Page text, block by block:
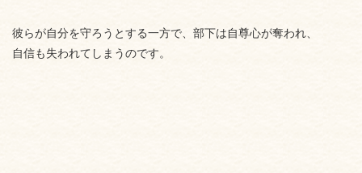
彼らが自分を守ろうとする一方で、部下は自尊心が奪われ、
自信も失われてしまうのです。